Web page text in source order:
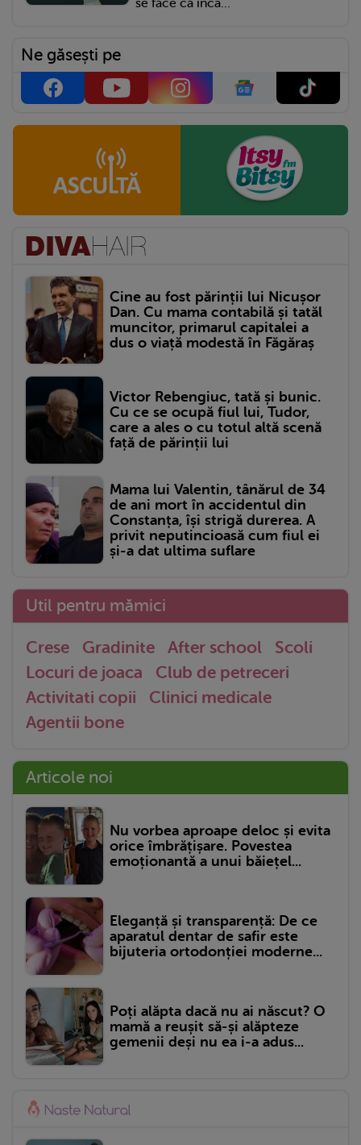
se face că încă...
Ne găsești pe
Cine au fost părinții lui Nicușor
Dan. Cu mama contabilă și tatăl
muncitor, primarul capitalei a
dus o viață modestă în Făgăraș
Victor Rebengiuc, tată și bunic.
Cu ce se ocupă fiul lui, Tudor,
care a ales o cu totul altă scenă
față de părinții lui
Mama lui Valentin, tânărul de 34
de ani mort în accidentul din
Constanța, își strigă durerea. A
privit neputincioasă cum fiul ei
și-a dat ultima suflare
Util pentru mămici
Crese Gradinite After school
Scoli
Locuri de joaca
Club de petreceri
Activitati copii
Clinici medicale
Agentii bone
Articole noi
Nu vorbea aproape deloc și evita
orice îmbrățișare. Povestea
emoționantă a unui băiețel...
Eleganță și transparență: De ce
aparatul dentar de safir este
bijuteria ortodonției moderne...
Poți alăpta dacă nu ai născut? O
mamă a reușit să-și alăpteze
gemenii deși nu ea i-a adus...